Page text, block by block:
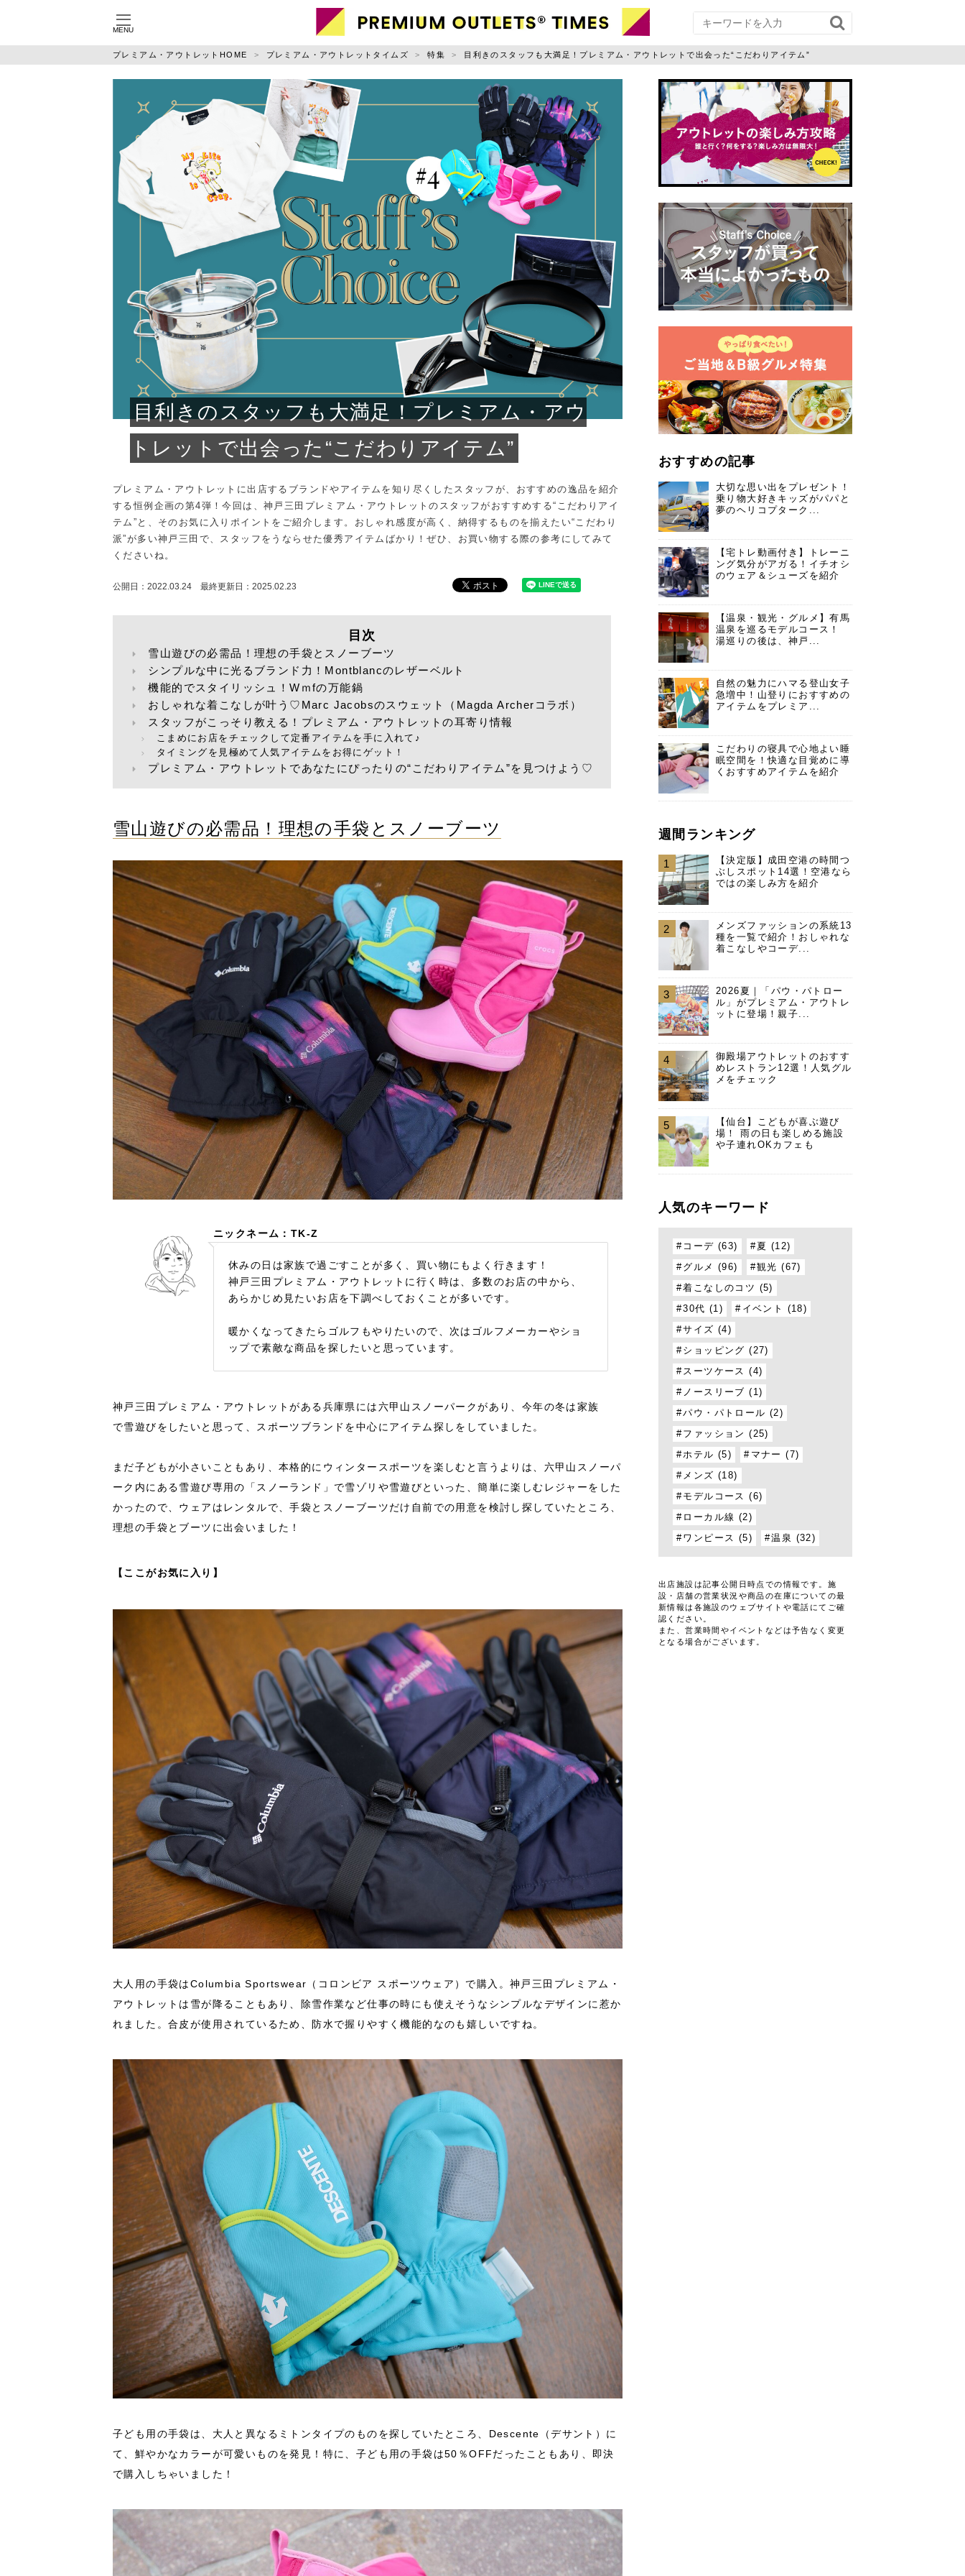
MENU
ジャンル別に記事を探す
ファッション
小物
お出かけ
ライフスタイル
スポーツ・アウトドア
グルメ
ニュース
利用規約
プレミアム・アウトレットHOME プレミアム・アウトレットタイムズ 特集 目利きのスタッフも大満足！プレミアム・アウトレットで出会った“こだわりアイテム”
目利きのスタッフも大満足！プレミアム・アウ
トレットで出会った“こだわりアイテム”
プレミアム・アウトレットに出店するブランドやアイテムを知り尽くしたスタッフが、おすすめの逸品を紹介
する恒例企画の第4弾！今回は、神戸三田プレミアム・アウトレットのスタッフがおすすめする“こだわりアイ
テム”と、そのお気に入りポイントをご紹介します。おしゃれ感度が高く、納得するものを揃えたい“こだわり
派”が多い神戸三田で、スタッフをうならせた優秀アイテムばかり！ぜひ、お買い物する際の参考にしてみて
くださいね。
公開日：2022.03.24 最終更新日：2025.02.23
目次
雪山遊びの必需品！理想の手袋とスノーブーツ
シンプルな中に光るブランド力！Montblancのレザーベルト
機能的でスタイリッシュ！Wｍfの万能鍋
おしゃれな着こなしが叶う♡Marc Jacobsのスウェット（Magda Archerコラボ）
スタッフがこっそり教える！プレミアム・アウトレットの耳寄り情報
こまめにお店をチェックして定番アイテムを手に入れて♪
タイミングを見極めて人気アイテムをお得にゲット！
プレミアム・アウトレットであなたにぴったりの“こだわりアイテム”を見つけよう♡
雪山遊びの必需品！理想の手袋とスノーブーツ
ニックネーム：TK-Z
休みの日は家族で過ごすことが多く、買い物にもよく行きます！
神戸三田プレミアム・アウトレットに行く時は、多数のお店の中から、
あらかじめ見たいお店を下調べしておくことが多いです。
暖かくなってきたらゴルフもやりたいので、次はゴルフメーカーやショ
ップで素敵な商品を探したいと思っています。
神戸三田プレミアム・アウトレットがある兵庫県には六甲山スノーパークがあり、今年の冬は家族
で雪遊びをしたいと思って、スポーツブランドを中心にアイテム探しをしていました。
まだ子どもが小さいこともあり、本格的にウィンタースポーツを楽しむと言うよりは、六甲山スノーパ
ーク内にある雪遊び専用の「スノーランド」で雪ゾリや雪遊びといった、簡単に楽しむレジャーをした
かったので、ウェアはレンタルで、手袋とスノーブーツだけ自前での用意を検討し探していたところ、
理想の手袋とブーツに出会いました！
【ここがお気に入り】
大人用の手袋はColumbia Sportswear（コロンビア スポーツウェア）で購入。神戸三田プレミアム・
アウトレットは雪が降ることもあり、除雪作業など仕事の時にも使えそうなシンプルなデザインに惹か
れました。合皮が使用されているため、防水で握りやすく機能的なのも嬉しいですね。
子ども用の手袋は、大人と異なるミトンタイプのものを探していたところ、Descente（デサント）に
て、鮮やかなカラーが可愛いものを発見！特に、子ども用の手袋は50％OFFだったこともあり、即決
で購入しちゃいました！
おすすめの記事
大切な思い出をプレゼント！
乗り物大好きキッズがパパと
夢のヘリコプターク...
【宅トレ動画付き】トレーニ
ング気分がアガる！イチオシ
のウェア＆シューズを紹介
【温泉・観光・グルメ】有馬
温泉を巡るモデルコース！
湯巡りの後は、神戸...
自然の魅力にハマる登山女子
急増中！山登りにおすすめの
アイテムをプレミア...
こだわりの寝具で心地よい睡
眠空間を！快適な目覚めに導
くおすすめアイテムを紹介
週間ランキング
1
【決定版】成田空港の時間つ
ぶしスポット14選！空港なら
ではの楽しみ方を紹介
2
メンズファッションの系統13
種を一覧で紹介！おしゃれな
着こなしやコーデ...
3
2026夏｜「パウ・パトロー
ル」がプレミアム・アウトレ
ットに登場！親子...
4
御殿場アウトレットのおすす
めレストラン12選！人気グル
メをチェック
5
【仙台】こどもが喜ぶ遊び
場！ 雨の日も楽しめる施設
や子連れOKカフェも
人気のキーワード
コーデ (63) 夏 (12)
グルメ (96) 観光 (67)
着こなしのコツ (5)
30代 (1) イベント (18)
サイズ (4)
ショッピング (27)
スーツケース (4)
ノースリーブ (1)
パウ・パトロール (2)
ファッション (25)
ホテル (5) マナー (7)
メンズ (18)
モデルコース (6)
ローカル線 (2)
ワンピース (5) 温泉 (32)
出店施設は記事公開日時点での情報です。施
設・店舗の営業状況や商品の在庫についての最
新情報は各施設のウェブサイトや電話にてご確
認ください。
また、営業時間やイベントなどは予告なく変更
となる場合がございます。